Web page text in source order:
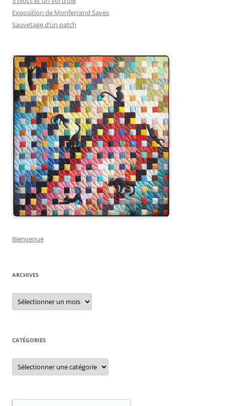
Exposition de Monferrand Saves
Sauvetage d’un patch
Bienvenue
ARCHIVES
Archives
CATÉGORIES
Catégories